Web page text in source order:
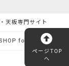
天板専門サイト
for Business
ページTOP
へ